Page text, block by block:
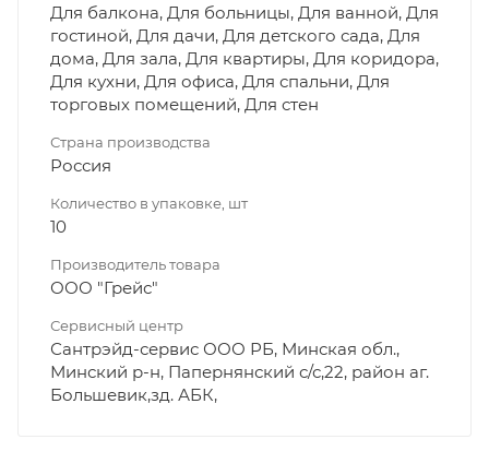
Для балкона, Для больницы, Для ванной, Для
гостиной, Для дачи, Для детского сада, Для
дома, Для зала, Для квартиры, Для коридора,
Для кухни, Для офиса, Для спальни, Для
торговых помещений, Для стен
Страна производства
Россия
Количество в упаковке, шт
10
Производитель товара
ООО "Грейс"
Сервисный центр
Сантрэйд-сервис ООО РБ, Минская обл.,
Минский р-н, Папернянский с/с,22, район аг.
Большевик,зд. АБК,